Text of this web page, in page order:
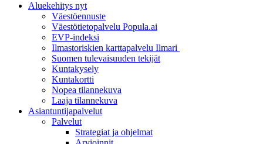
Aluekehitys nyt
Väestöennuste
Väestötietopalvelu Popula.ai
EVP-indeksi
Ilmastoriskien karttapalvelu Ilmari
Suomen tulevaisuuden tekijät
Kuntakysely
Kuntakortti
Nopea tilannekuva
Laaja tilannekuva
Asiantuntijapalvelut
Palvelut
Strategiat ja ohjelmat